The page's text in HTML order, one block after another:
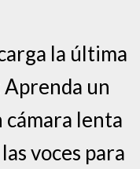
la última
un
lenta
voces para